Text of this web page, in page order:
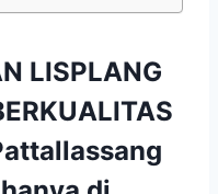
LISPLANG